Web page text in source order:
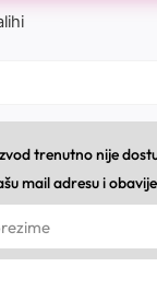
trenutno nije
mail adresu i